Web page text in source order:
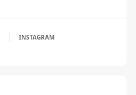
INSTAGRAM